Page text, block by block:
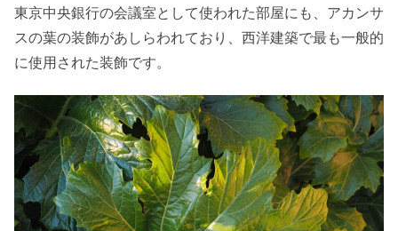
東京中央銀行の会議室として使われた部屋にも、アカンサ
スの葉の装飾があしらわれており、西洋建築で最も一般的
に使用された装飾です。